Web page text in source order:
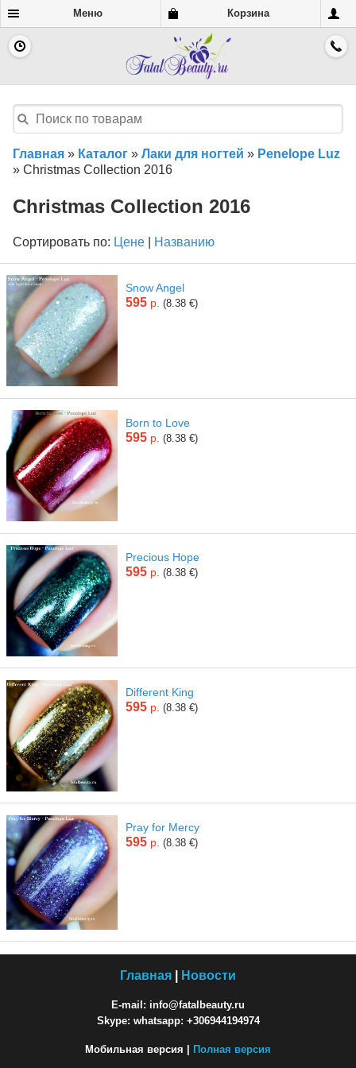
Меню Корзина
Главная » Каталог » Лаки для ногтей » Penelope Luz
» Christmas Collection 2016
Christmas Collection 2016
Сортировать по: Цене Названию
Snow Angel
595 р. (8.38 €)
Born to Love
595 р. (8.38 €)
Precious Hope
595 р. (8.38 €)
Different King
595 р. (8.38 €)
Pray for Mercy
595 р. (8.38 €)
Главная Новости
E-mail: info@fatalbeauty.ru
Skype: whatsapp: +306944194974
Мобильная версия | Полная версия